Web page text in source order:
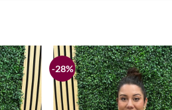
Añadir
a la
lista de
deseos
-28%